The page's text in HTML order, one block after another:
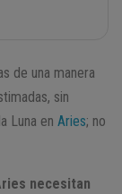
de una manera
sin
Luna en Aries; no
necesitan